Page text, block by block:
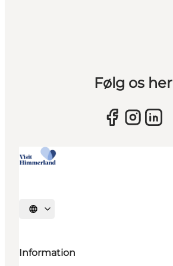
Følg os her
Vælg sprog
Information